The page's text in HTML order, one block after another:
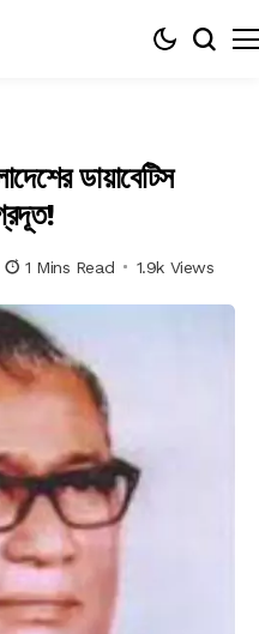
ডায়াবেটিস
1 Mins Read 1.9k Views